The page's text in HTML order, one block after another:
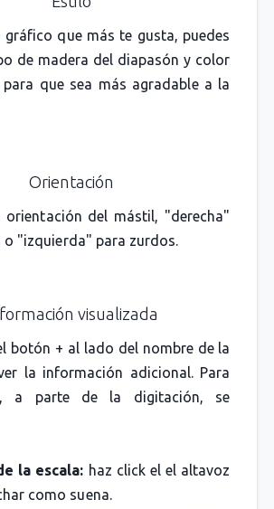
gráfico que más te gusta, puedes
de madera del diapasón y color
que sea más agradable a la
Orientación
orientación del mástil, "derecha"
o "izquierda" para zurdos.
visualizada
botón + al lado del nombre de la
la información adicional. Para
a parte de la digitación, se
la escala: haz click el el altavoz
como suena.